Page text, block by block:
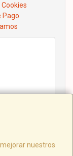
nuestros
Pago
14.00